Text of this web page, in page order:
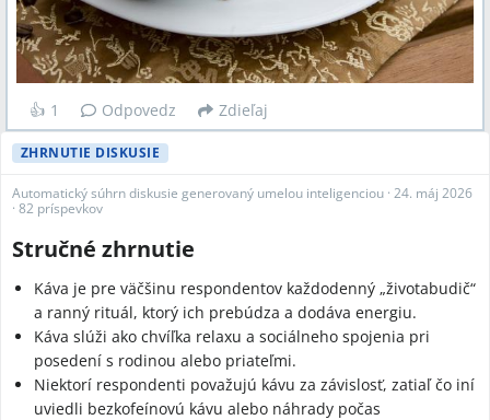
👍 1 Odpovedz Zdieľaj
ZHRNUTIE DISKUSIE
Automatický súhrn diskusie generovaný umelou inteligenciou · 24. máj 2026
· 82 príspevkov
Stručné zhrnutie
Káva je pre väčšinu respondentov každodenný „životabudič“
a ranný rituál, ktorý ich prebúdza a dodáva energiu.
Káva slúži ako chvíľka relaxu a sociálneho spojenia pri
posedení s rodinou alebo priateľmi.
Niektorí respondenti považujú kávu za závislosť, zatiaľ čo iní
uviedli bezkofeínovú kávu alebo náhrady počas